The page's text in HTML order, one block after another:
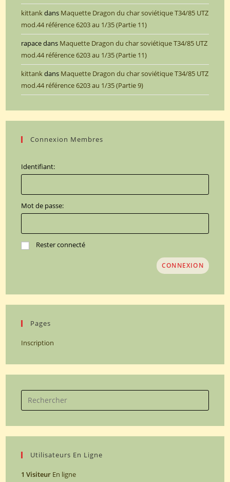
kittankdans Maquette Dragon du char soviétique T34/85 UTZ
mod.44 référence 6203 au 1/35 (Partie 11)
rapacedans Maquette Dragon du char soviétique T34/85 UTZ
mod.44 référence 6203 au 1/35 (Partie 11)
kittankdans Maquette Dragon du char soviétique T34/85 UTZ
mod.44 référence 6203 au 1/35 (Partie 9)
Connexion Membres
Identifiant:
Mot de passe:
Rester connecté
CONNEXION
Pages
Inscription
Utilisateurs En Ligne
1 Visiteur En ligne